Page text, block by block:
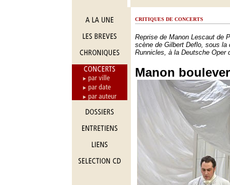
CRITIQUES DE CONCERTS
Reprise de Manon Lescaut de
scène de Gilbert Deflo, sous la
Runnicles, à la Deutsche Oper
Manon